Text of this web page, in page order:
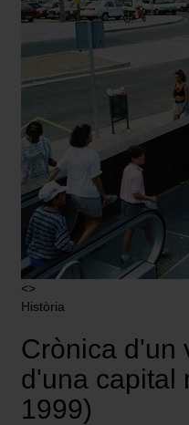
<>
Història
Crònica d'un
d'una capital
1999)